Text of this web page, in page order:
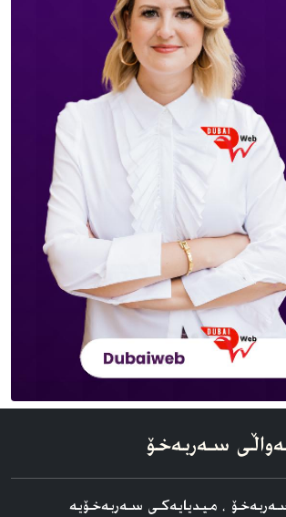
سه‌ربه‌خۆ
، میدیایەکی سەربەخۆیە